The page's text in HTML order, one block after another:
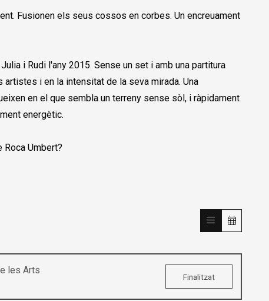
Fusionen els seus cossos en corbes. Un encreuament
i Rudi l'any 2015. Sense un set i amb una partitura
i en la intensitat de la seva mirada. Una
en el que sembla un terreny sense sòl, i ràpidament
energètic.
Roca Umbert?
les Arts
Finalitzat